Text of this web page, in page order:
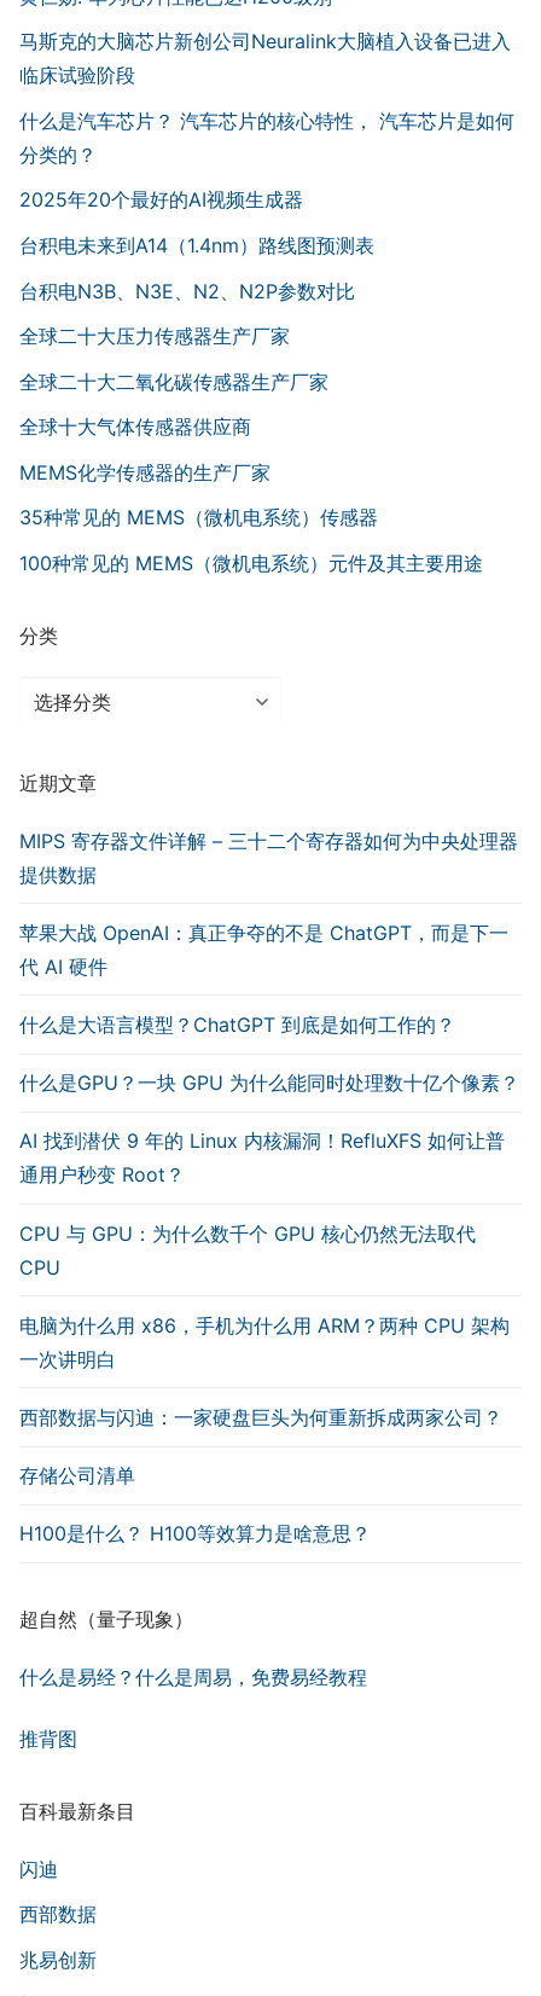
马斯克的大脑芯片新创公司Neuralink大脑植入设备已进入
临床试验阶段
什么是汽车芯片？ 汽车芯片的核心特性， 汽车芯片是如何
分类的？
2025年20个最好的AI视频生成器
台积电未来到A14（1.4nm）路线图预测表
台积电N3B、N3E、N2、N2P参数对比
全球二十大压力传感器生产厂家
全球二十大二氧化碳传感器生产厂家
全球十大气体传感器供应商
MEMS化学传感器的生产厂家
35种常见的 MEMS（微机电系统）传感器
100种常见的 MEMS（微机电系统）元件及其主要用途
分类
分
近期文章
MIPS 寄存器文件详解 – 三十二个寄存器如何为中央处理器
提供数据
苹果大战 OpenAI：真正争夺的不是 ChatGPT，而是下一
代 AI 硬件
什么是大语言模型？ChatGPT 到底是如何工作的？
什么是GPU？一块 GPU 为什么能同时处理数十亿个像素？
AI 找到潜伏 9 年的 Linux 内核漏洞！RefluXFS 如何让普
通用户秒变 Root？
CPU 与 GPU：为什么数千个 GPU 核心仍然无法取代
CPU
电脑为什么用 x86，手机为什么用 ARM？两种 CPU 架构
一次讲明白
西部数据与闪迪：一家硬盘巨头为何重新拆成两家公司？
存储公司清单
H100是什么？ H100等效算力是啥意思？
超自然（量子现象）
什么是易经？什么是周易，免费易经教程
推背图
百科最新条目
闪迪
西部数据
兆易创新